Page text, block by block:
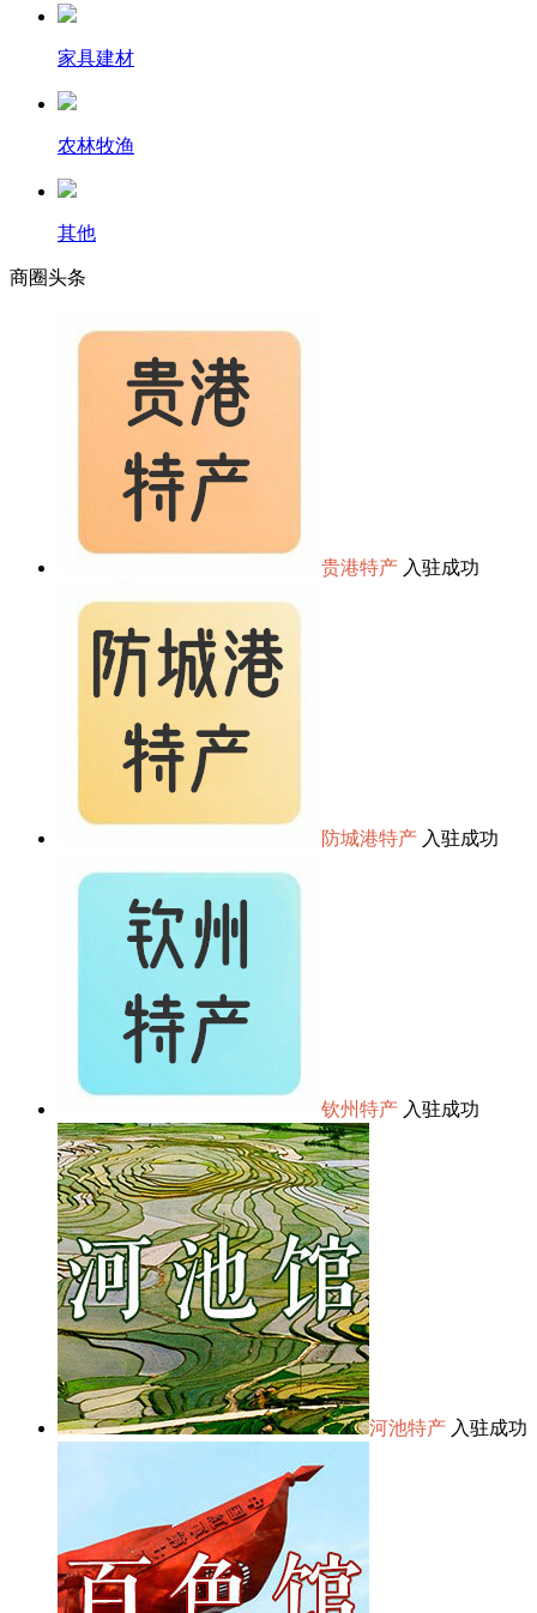
家具建材
农林牧渔
其他
商圈头条
贵港特产 入驻成功
防城港特产 入驻成功
钦州特产 入驻成功
河池特产 入驻成功